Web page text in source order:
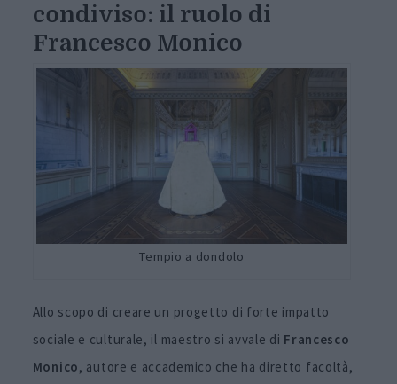
condiviso: il ruolo di
Francesco Monico
Tempio a dondolo
Allo scopo di creare un progetto di forte impatto
sociale e culturale, il maestro si avvale di Francesco
Monico, autore e accademico che ha diretto facoltà,